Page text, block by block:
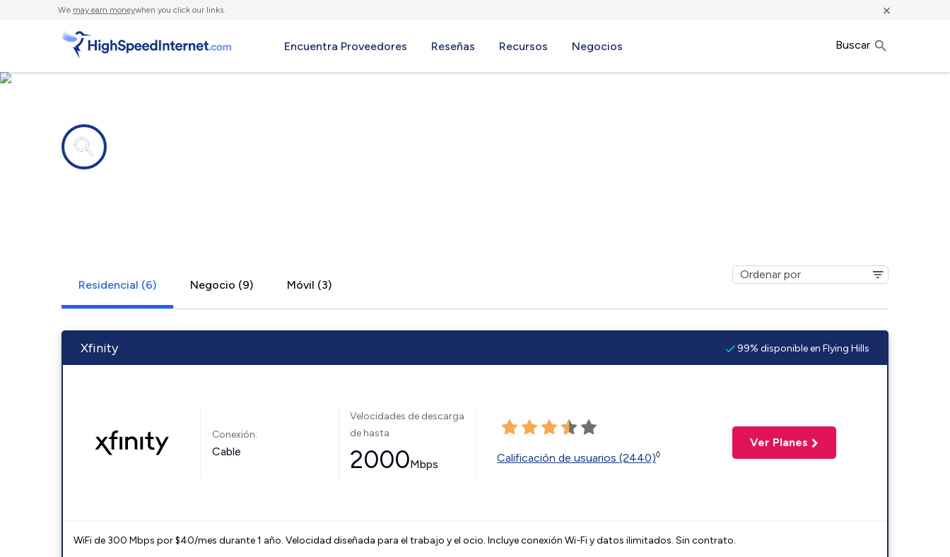
We may earn moneywhen you click our links. ×
Encuentra Proveedores Reseñas Recursos Negocios Buscar
Residencial (6) Negocio (9) Móvil (3)
Xfinity 99% disponible en Flying Hills
Conexión:
Cable
Velocidades de descarga
de hasta
2000Mbps Calificación de usuarios (2440)◊
Ver Planes
WiFi de 300 Mbps por $40/mes durante 1 año. Velocidad diseñada para el trabajo y el ocio. Incluye conexión Wi-Fi y datos ilimitados. Sin contrato.